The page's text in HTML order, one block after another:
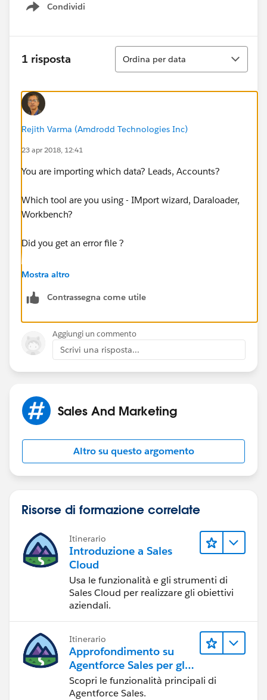
Condividi
Show menu
1 risposta
Ordina
Ordina per data
Rejith Varma (Amdrodd Technologies Inc)
23 apr 2018, 12:41
You are importing which data? Leads, Accounts?
Which tool are you using - IMport wizard, Daraloader,
Workbench?
Did you get an error file ?
Also, can you share the screenshot ?
Mostra altro
Contrassegna come utile
Aggiungi un commento
Scrivi una risposta...
Sales And Marketing
Altro su questo argomento
Risorse di formazione correlate
Itinerario
Introduzione a Sales
Cloud
Usa le funzionalità e gli strumenti di
Sales Cloud per realizzare gli obiettivi
aziendali.
Itinerario
Approfondimento su
Agentforce Sales per gli
amministratori
Scopri le funzionalità principali di
Agentforce Sales.